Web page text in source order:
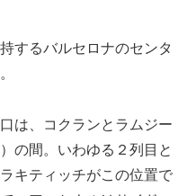
するバルセロナのセンタ
は、コクランとラムジー
の間。いわゆる２列目と
キティッチがこの位置で